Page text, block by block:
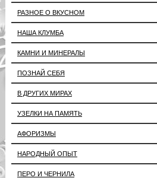
РАЗНОЕ О ВКУСНОМ
НАША КЛУМБА
КАМНИ И МИНЕРАЛЫ
ПОЗНАЙ СЕБЯ
В ДРУГИХ МИРАХ
УЗЕЛКИ НА ПАМЯТЬ
АФОРИЗМЫ
НАРОДНЫЙ ОПЫТ
ПЕРО И ЧЕРНИЛА